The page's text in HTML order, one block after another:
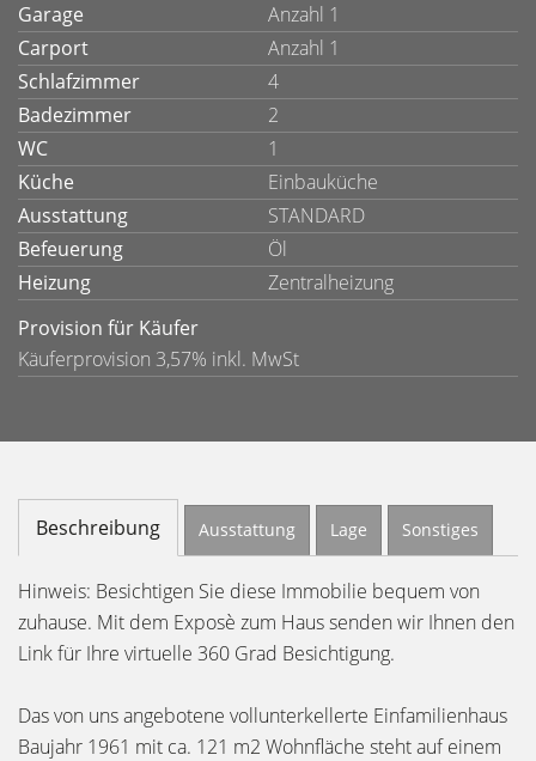
Garage
Anzahl 1
Carport
Anzahl 1
Schlafzimmer
4
Badezimmer
2
WC
1
Küche
Einbauküche
Ausstattung
STANDARD
Befeuerung
Öl
Heizung
Zentralheizung
Provision für Käufer
Käuferprovision 3,57% inkl. MwSt
Beschreibung Ausstattung Lage Sonstiges
Hinweis: Besichtigen Sie diese Immobilie bequem von
zuhause. Mit dem Exposè zum Haus senden wir Ihnen den
Link für Ihre virtuelle 360 Grad Besichtigung.
Das von uns angebotene vollunterkellerte Einfamilienhaus
Baujahr 1961 mit ca. 121 m2 Wohnfläche steht auf einem